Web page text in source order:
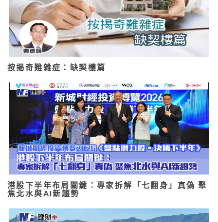
按揭奇難雜症：缺契樓篇
港股下半年布局關鍵：專家拆解「七翻身」真偽 聚
焦北水與AI新趨勢